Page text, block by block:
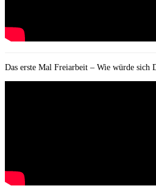
Das erste Mal Freiarbeit – Wie würde sich